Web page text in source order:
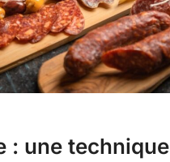
: une technique